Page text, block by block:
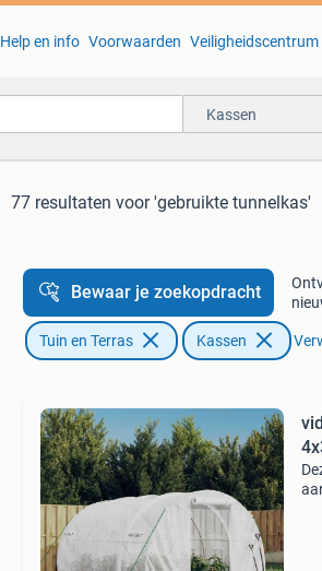
Help en info Voorwaarden Veiligheidscentrum
Kassen
77 resultaten voor 'gebruikte tunnelkas'
Bewaar je zoekopdracht
Tuin en Terras Kassen